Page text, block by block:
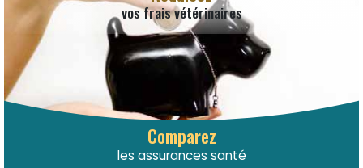
vos frais vétérinaires
Comparez
les assurances santé